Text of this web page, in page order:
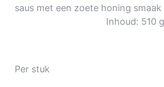
saus met een zoete honing
Inhoud: 510
Per stuk